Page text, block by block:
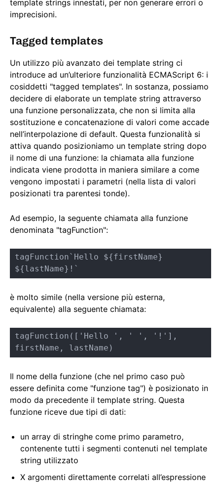
template strings innestati, per non generare errori o
imprecisioni.
Tagged templates
Un utilizzo più avanzato dei template string ci
introduce ad un’ulteriore funzionalità ECMAScript 6: i
cosiddetti "tagged templates". In sostanza, possiamo
decidere di elaborate un template string attraverso
una funzione personalizzata, che non si limita alla
sostituzione e concatenazione di valori come accade
nell’interpolazione di default. Questa funzionalità si
attiva quando posizioniamo un template string dopo
il nome di una funzione: la chiamata alla funzione
indicata viene prodotta in maniera similare a come
vengono impostati i parametri (nella lista di valori
posizionati tra parentesi tonde).
Ad esempio, la seguente chiamata alla funzione
denominata "tagFunction":
tagFunction`Hello ${firstName}
${lastName}!`
è molto simile (nella versione più esterna,
equivalente) alla seguente chiamata:
tagFunction(['Hello ', ' ', '!'],
firstName, lastName)
Il nome della funzione (che nel primo caso può
essere definita come "funzione tag") è posizionato in
modo da precedente il template string. Questa
funzione riceve due tipi di dati:
un array di stringhe come primo parametro,
contenente tutti i segmenti contenuti nel template
string utilizzato
X argomenti direttamente correlati all’espressione